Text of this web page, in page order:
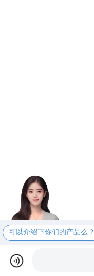
可以介绍下你们的产品么？